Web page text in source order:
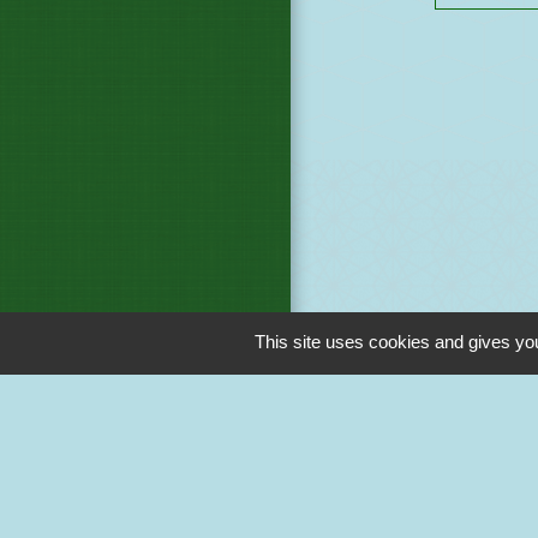
This site uses cookies and gives